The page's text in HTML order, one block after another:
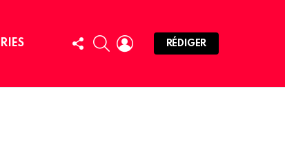
FOLLOW
US
SEARCHLOGIN
RÉDIGER